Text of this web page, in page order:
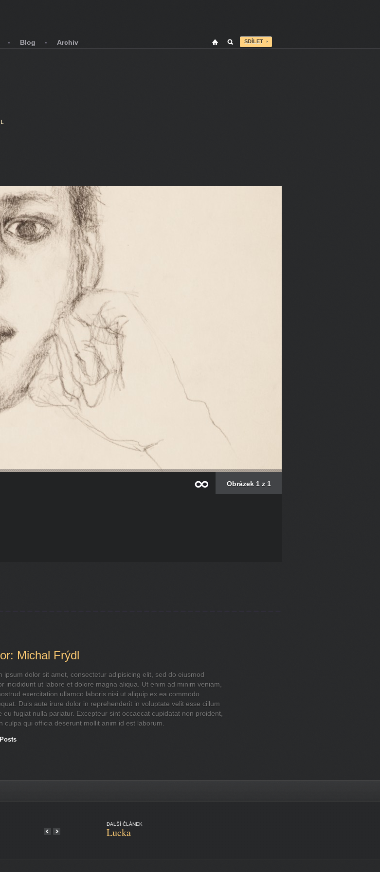
Blog Archiv SDÍLET
Obrázek 1 z 1
Michal Frýdl
ipsum dolor sit amet, consectetur adipisicing elit, sed do eiusmod
incididunt ut labore et dolore magna aliqua. Ut enim ad minim veniam,
exercitation ullamco laboris nisi ut aliquip ex ea commodo
Duis aute irure dolor in reprehenderit in voluptate velit esse cillum
eu fugiat nulla pariatur. Excepteur sint occaecat cupidatat non proident,
culpa qui officia deserunt mollit anim id est laborum.
DALŠÍ ČLÁNEK
Lucka